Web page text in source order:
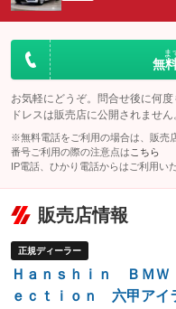
：装備なし
ま
無
お気軽にどうぞ。問合せ後に何
ドレスは販売店に公開されません
※無料電話をご利用の場合は、販売
番号ご利用の際の注意点は こちら
IP電話、ひかり電話からはご利用い
販売店情報
正規ディーラー
Ｈａｎｓｈｉｎ ＢＭ
ｅｃｔｉｏｎ 六甲アイ